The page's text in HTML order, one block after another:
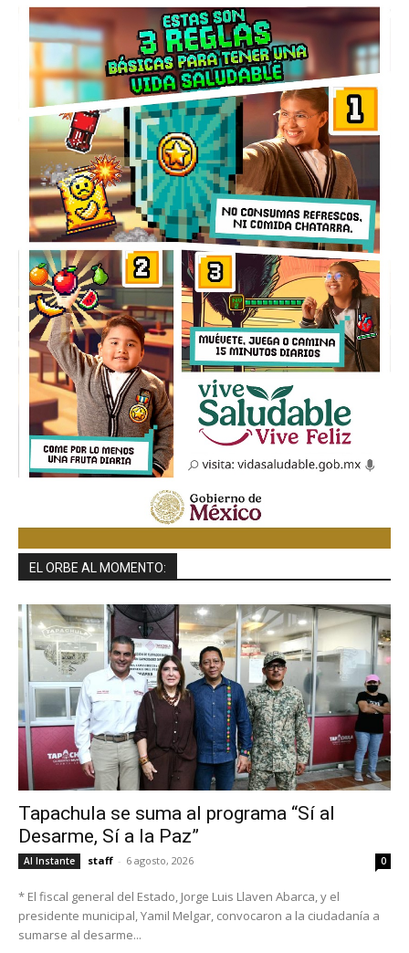
EL ORBE AL MOMENTO:
Tapachula se suma al programa “Sí al
Desarme, Sí a la Paz”
Al Instante staff - 6 agosto, 2026 0
* El fiscal general del Estado, Jorge Luis Llaven Abarca, y el
presidente municipal, Yamil Melgar, convocaron a la ciudadanía a
sumarse al desarme...